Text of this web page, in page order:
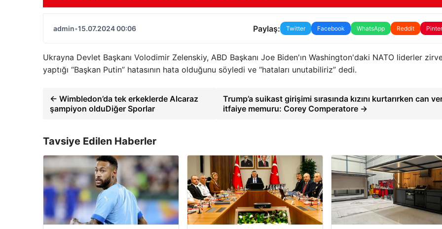
admin•15.07.2024 00:06 Paylaş: Twitter Facebook WhatsApp Reddit
Ukrayna Devlet Başkanı Volodimir Zelenskiy, ABD Başkanı Joe Biden'ın Washington'daki NATO liderler
yaptığı “Başkan Putin” hatasının hata olduğunu söyledi ve “hataları unutabiliriz” dedi.
← Wimbledon’da tek erkeklerde Alcaraz
şampiyon olduDiğer Sporlar
Trump’a suikast girişimi sırasında kızını kurtarırken can
itfaiye memuru: Corey Comperatore →
Tavsiye Edilen Haberler